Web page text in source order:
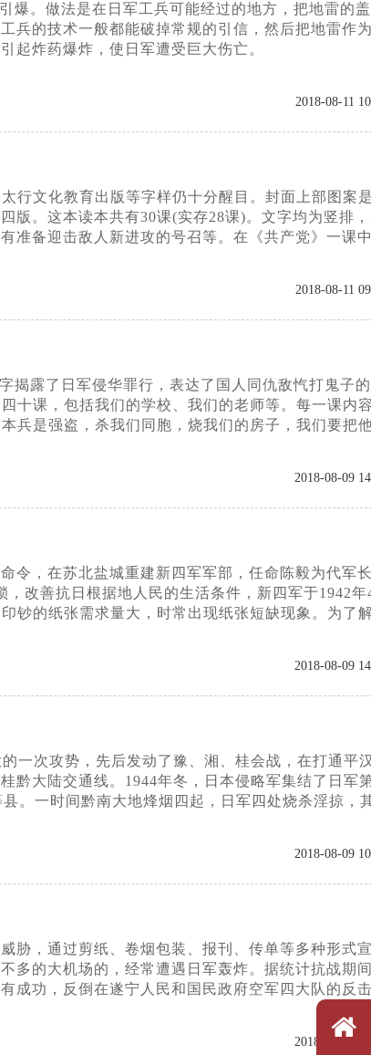
爆。做法是在日军工兵可能经过的地方，把地雷的
兵的技术一般都能破掉常规的引信，然后把地雷作
起炸药爆炸，使日军遭受巨大伤亡。
2018-08-11
行文化教育出版等字样仍十分醒目。封面上部图案
版。这本读本共有30课(实存28课)。文字均为竖排
准备迎击敌人新进攻的号召等。在《共产党》一课
2018-08-11
揭露了日军侵华罪行，表达了国人同仇敌忾打鬼子
十课，包括我们的学校、我们的老师等。每一课内
兵是强盗，杀我们同胞，烧我们的房子，我们要把
2018-08-09
令，在苏北盐城重建新四军军部，任命陈毅为代军
改善抗日根据地人民的生活条件，新四军于1942年
钞的纸张需求量大，时常出现纸张短缺现象。为了
2018-08-09
一次攻势，先后发动了豫、湘、桂会战，在打通平
黔大陆交通线。1944年冬，日本侵略军集结了日军
。一时间黔南大地烽烟四起，日军四处烧杀淫掠，
2018-08-09
胁，通过剪纸、卷烟包装、报刊、传单等多种形式
多的大机场的，经常遭遇日军轰炸。据统计抗战期
成功，反倒在遂宁人民和国民政府空军四大队的反
2018-08-09